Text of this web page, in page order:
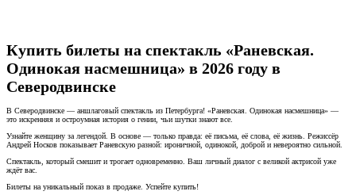
Купить билеты на спектакль «Раневская.
Одинокая насмешница» в 2026 году в
Северодвинске
В Северодвинске — аншлаговый спектакль из Петербурга! «Раневская. Одинокая насмешница» —
это искренняя и остроумная история о гении, чьи шутки знают все.
Узнайте женщину за легендой. В основе — только правда: её письма, её слова, её жизнь. Режиссёр
Андрей Носков показывает Раневскую разной: ироничной, одинокой, доброй и невероятно сильной.
Спектакль, который смешит и трогает одновременно. Ваш личный диалог с великой актрисой уже
ждёт вас.
Билеты на уникальный показ в продаже. Успейте купить!